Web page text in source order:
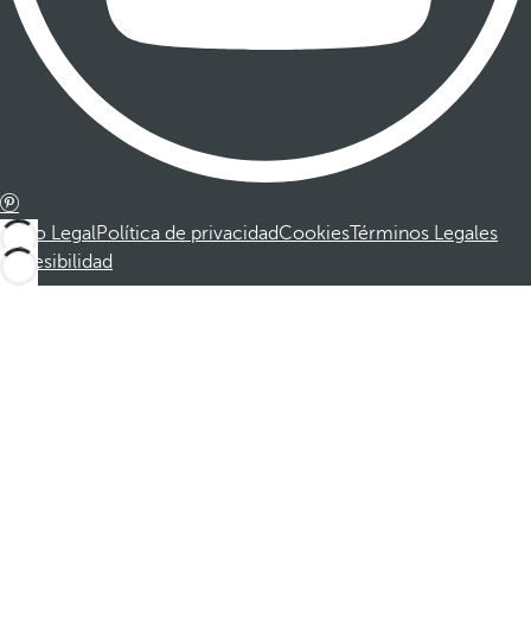
Aviso LegalPolítica de privacidadCookiesTérminos Legales
Accesibilidad